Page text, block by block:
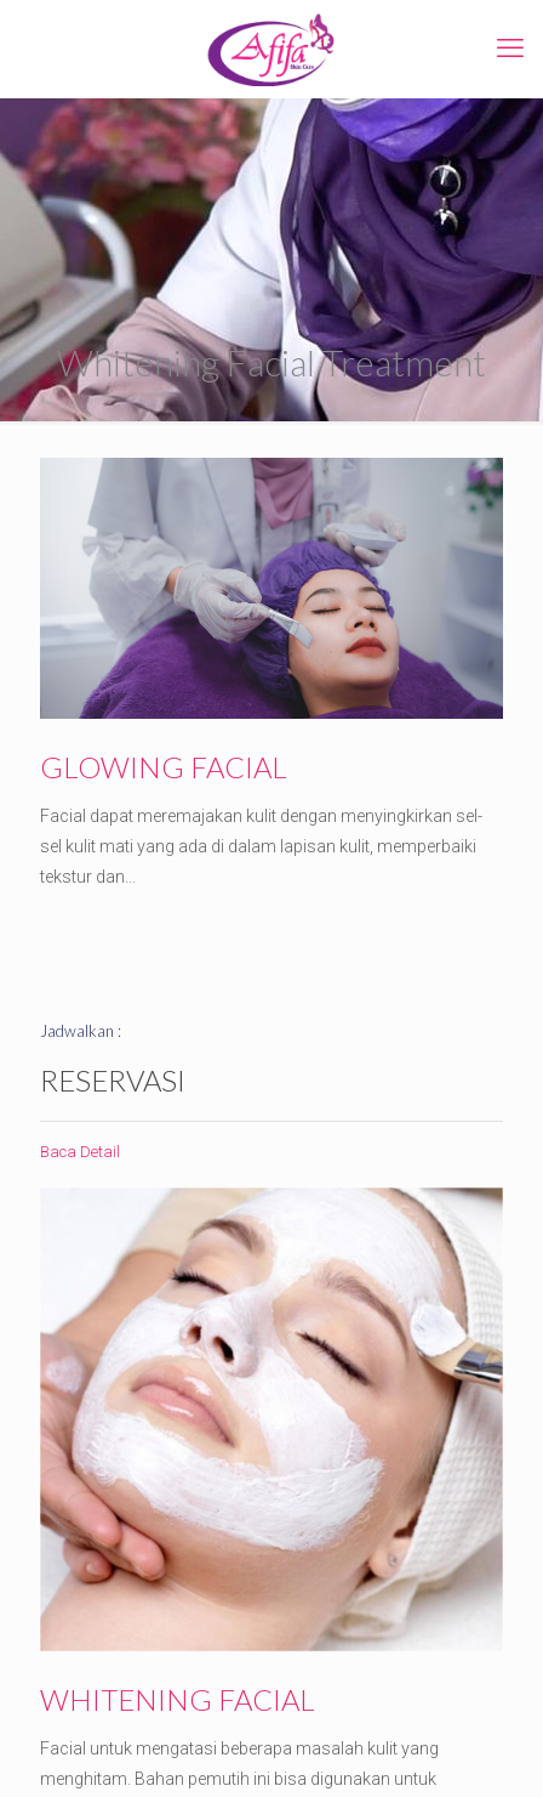
Whitening Facial Treatment
GLOWING FACIAL
Facial dapat meremajakan kulit dengan menyingkirkan sel-
sel kulit mati yang ada di dalam lapisan kulit, memperbaiki
tekstur dan...
Jadwalkan :
RESERVASI
Baca Detail
WHITENING FACIAL
Facial untuk mengatasi beberapa masalah kulit yang
menghitam. Bahan pemutih ini bisa digunakan untuk